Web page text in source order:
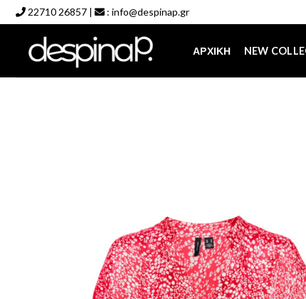
to
content
22710 26857 | : info@despinap.gr
ΑΡΧΙΚΉ NEW